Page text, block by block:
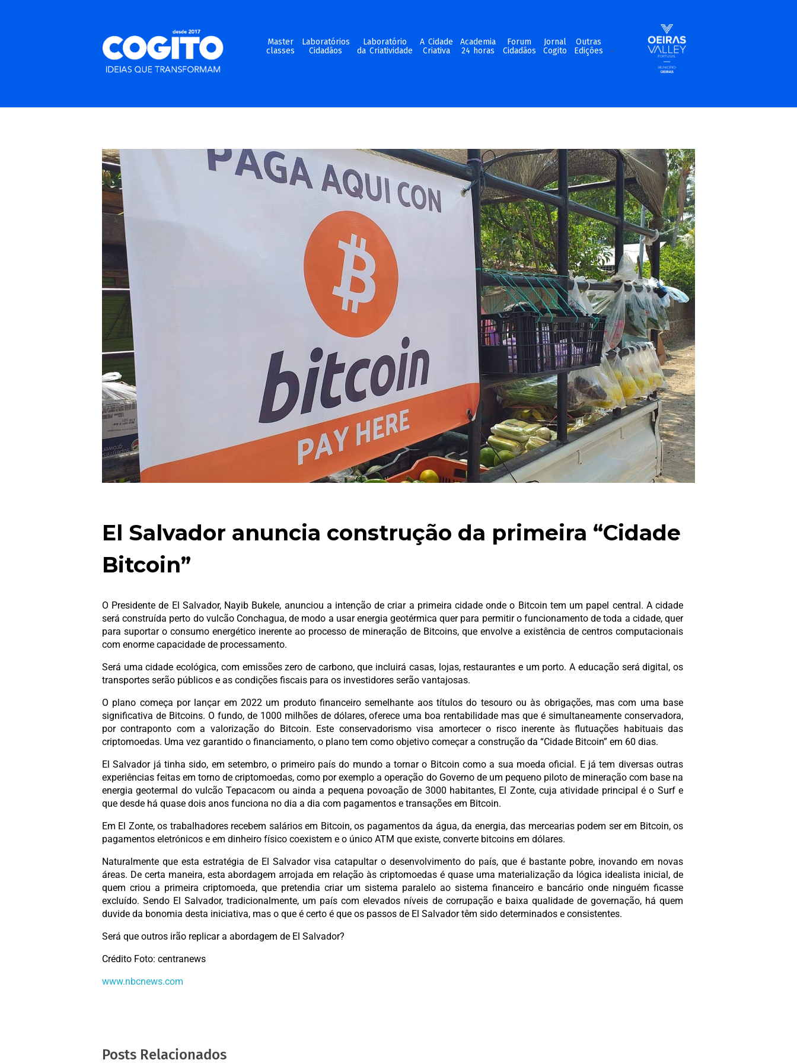
Master
classes
Laboratórios
Cidadãos
Laboratório
da Criatividade
A Cidade
Criativa
Academia
24 horas
Forum
Cidadãos
Jornal
Cogito
Outras
Edições
El Salvador anuncia construção da primeira “Cidade
Bitcoin”
O Presidente de El Salvador, Nayib Bukele, anunciou a intenção de criar a primeira cidade onde o Bitcoin tem um papel central. A cidade
será construída perto do vulcão Conchagua, de modo a usar energia geotérmica quer para permitir o funcionamento de toda a cidade, quer
para suportar o consumo energético inerente ao processo de mineração de Bitcoins, que envolve a existência de centros computacionais
com enorme capacidade de processamento.
Será uma cidade ecológica, com emissões zero de carbono, que incluirá casas, lojas, restaurantes e um porto. A educação será digital, os
transportes serão públicos e as condições fiscais para os investidores serão vantajosas.
O plano começa por lançar em 2022 um produto financeiro semelhante aos títulos do tesouro ou às obrigações, mas com uma base
significativa de Bitcoins. O fundo, de 1000 milhões de dólares, oferece uma boa rentabilidade mas que é simultaneamente conservadora,
por contraponto com a valorização do Bitcoin. Este conservadorismo visa amortecer o risco inerente às flutuações habituais das
criptomoedas. Uma vez garantido o financiamento, o plano tem como objetivo começar a construção da “Cidade Bitcoin” em 60 dias.
El Salvador já tinha sido, em setembro, o primeiro país do mundo a tornar o Bitcoin como a sua moeda oficial. E já tem diversas outras
experiências feitas em torno de criptomoedas, como por exemplo a operação do Governo de um pequeno piloto de mineração com base na
energia geotermal do vulcão Tepacacom ou ainda a pequena povoação de 3000 habitantes, El Zonte, cuja atividade principal é o Surf e
que desde há quase dois anos funciona no dia a dia com pagamentos e transações em Bitcoin.
Em El Zonte, os trabalhadores recebem salários em Bitcoin, os pagamentos da água, da energia, das mercearias podem ser em Bitcoin, os
pagamentos eletrónicos e em dinheiro físico coexistem e o único ATM que existe, converte bitcoins em dólares.
Naturalmente que esta estratégia de El Salvador visa catapultar o desenvolvimento do país, que é bastante pobre, inovando em novas
áreas. De certa maneira, esta abordagem arrojada em relação às criptomoedas é quase uma materialização da lógica idealista inicial, de
quem criou a primeira criptomoeda, que pretendia criar um sistema paralelo ao sistema financeiro e bancário onde ninguém ficasse
excluído. Sendo El Salvador, tradicionalmente, um país com elevados níveis de corrupação e baixa qualidade de governação, há quem
duvide da bonomia desta iniciativa, mas o que é certo é que os passos de El Salvador têm sido determinados e consistentes.
Será que outros irão replicar a abordagem de El Salvador?
Crédito Foto: centranews
www.nbcnews.com
Posts Relacionados